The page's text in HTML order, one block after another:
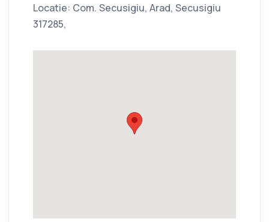
Locatie: Com. Secusigiu, Arad, Secusigiu
317285,